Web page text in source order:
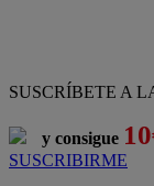
SUSCRÍBETE A
y consigue
SUSCRIBIRME